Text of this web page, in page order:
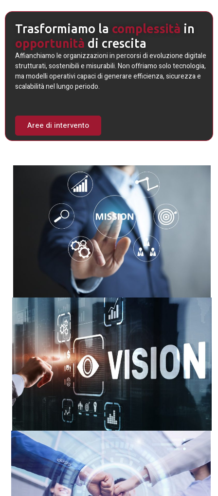
Trasformiamo la complessità in
opportunità di crescita
Affianchiamo le organizzazioni in percorsi di evoluzione digitale
strutturati, sostenibili e misurabili. Non offriamo solo tecnologia,
ma modelli operativi capaci di generare efficienza, sicurezza e
scalabilità nel lungo periodo.
Aree di intervento